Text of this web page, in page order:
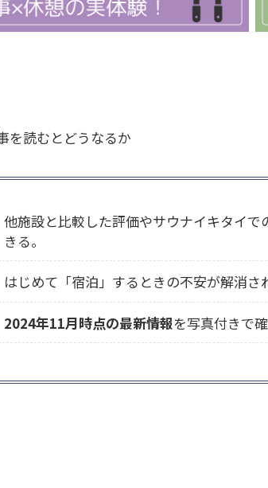
を読むとどうなるか
他施設と比較した評価やサウナイキタイ
きる。
はじめて「宿泊」するときの不安が解消さ
2024年11月時点の最新情報を写真付きで